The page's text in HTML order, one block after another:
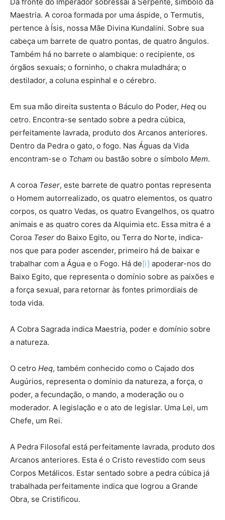
Maestria. A coroa formada por uma áspide, o Termutis,
pertence à Ísis, nossa Mãe Divina Kundalini. Sobre sua
cabeça um barrete de quatro pontas, de quatro ângulos.
Também há no barrete o alambique: o recipiente, os
órgãos sexuais; o forninho, o chakra muladhára; o
destilador, a coluna espinhal e o cérebro.
Em sua mão direita sustenta o Báculo do Poder, Heq ou
cetro. Encontra-se sentado sobre a pedra cúbica,
perfeitamente lavrada, produto dos Arcanos anteriores.
Dentro da Pedra o gato, o fogo. Nas Águas da Vida
encontram-se o Tcham ou bastão sobre o símbolo Mem.
A coroa Teser, este barrete de quatro pontas representa
o Homem autorrealizado, os quatro elementos, os quatro
corpos, os quatro Vedas, os quatro Evangelhos, os quatro
animais e as quatro cores da Alquimia etc. Essa mitra é a
Coroa Teser do Baixo Egito, ou Terra do Norte, indica-
nos que para poder ascender, primeiro há de baixar e
trabalhar com a Água e o Fogo. Há de[i] apoderar-nos do
Baixo Egito, que representa o domínio sobre as paixões e
a força sexual, para retornar às fontes primordiais de
toda vida.
A Cobra Sagrada indica Maestria, poder e domínio sobre
a natureza.
O cetro Heq, também conhecido como o Cajado dos
Augúrios, representa o domínio da natureza, a força, o
poder, a fecundação, o mando, a moderação ou o
moderador. A legislação e o ato de legislar. Uma Lei, um
Chefe, um Rei.
A Pedra Filosofal está perfeitamente lavrada, produto dos
Arcanos anteriores. Esta é o Cristo revestido com seus
Corpos Metálicos. Estar sentado sobre a pedra cúbica já
trabalhada perfeitamente indica que logrou a Grande
Obra, se Cristificou.